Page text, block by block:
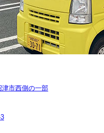
市西側の一部